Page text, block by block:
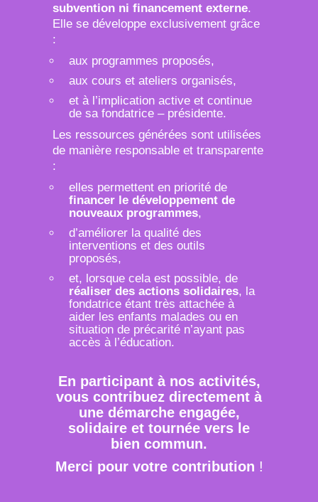
subvention ni financement externe.
Elle se développe exclusivement grâce
:
aux programmes proposés,
aux cours et ateliers organisés,
et à l’implication active et continue
de sa fondatrice – présidente.
Les ressources générées sont utilisées
de manière responsable et transparente
:
elles permettent en priorité de
financer le développement de
nouveaux programmes,
d’améliorer la qualité des
interventions et des outils
proposés,
et, lorsque cela est possible, de
réaliser des actions solidaires, la
fondatrice étant très attachée à
aider les enfants malades ou en
situation de précarité n’ayant pas
accès à l’éducation.
En participant à nos activités,
vous contribuez directement à
une démarche engagée,
solidaire et tournée vers le
bien commun.
Merci pour votre contribution !